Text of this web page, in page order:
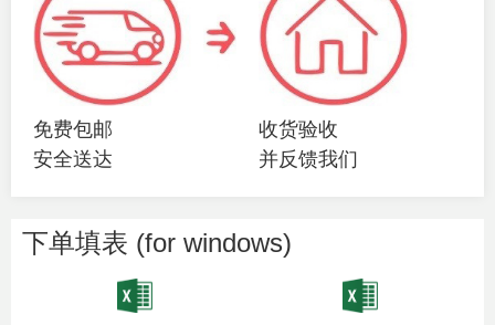
免费包邮
安全送达
收货验收
并反馈我们
下单填表 (for windows)